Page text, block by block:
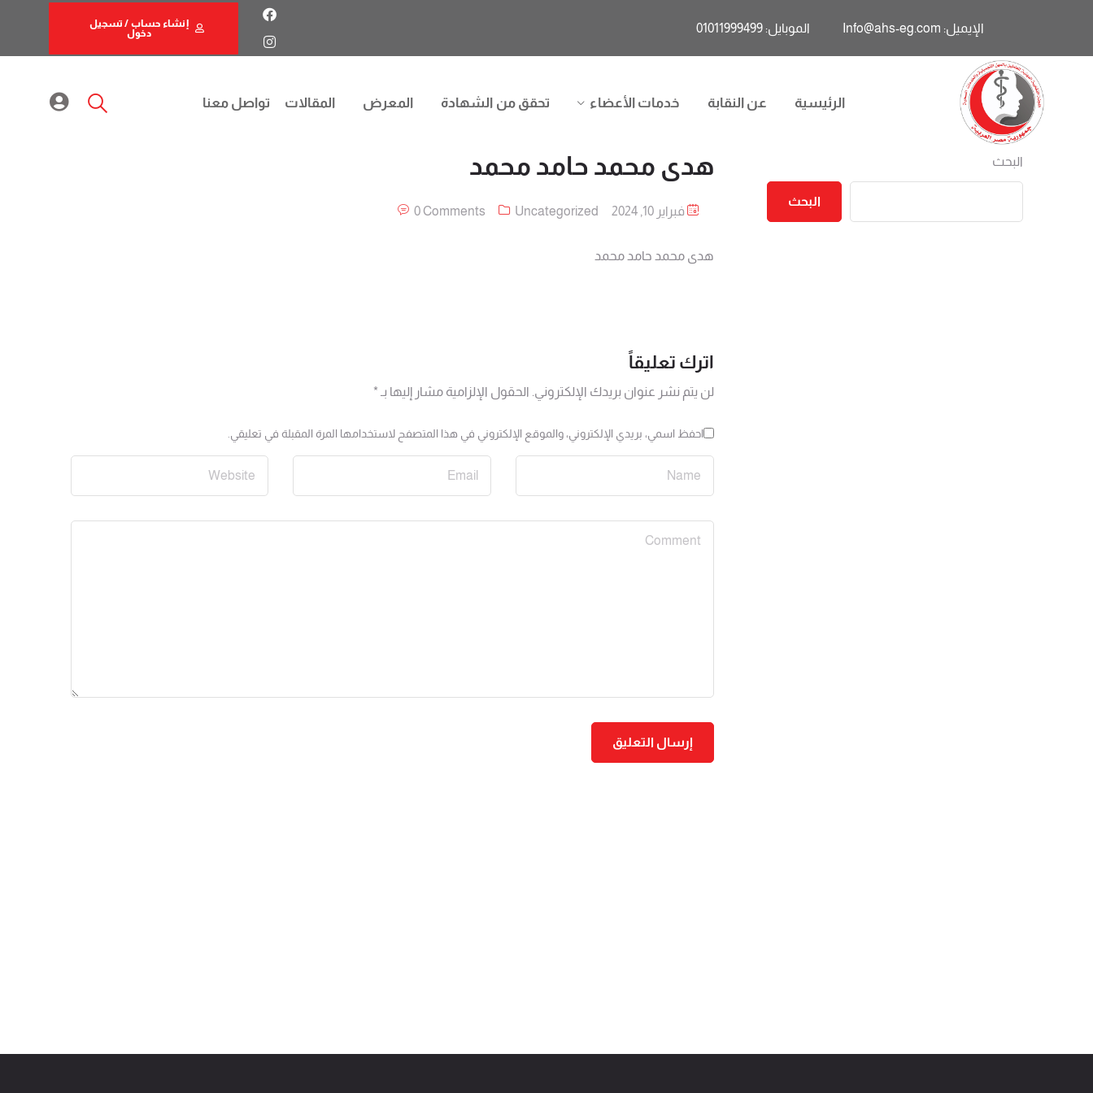
الإيميل: Info@ahs-eg.com الموبايل: 01011999499
إنشاء حساب / تسجيل
دخول
الرئيسية عن النقابة خدمات الأعضاء تحقق من الشهادة المعرض المقالات تواصل معنا
هدى محمد حامد محمد
فبراير 10, 2024 Uncategorized
0 Comments
هدى محمد حامد محمد
اترك تعليقاً
لن يتم نشر عنوان بريدك الإلكتروني. الحقول الإلزامية مشار إليها بـ *
احفظ اسمي، بريدي الإلكتروني، والموقع الإلكتروني في هذا المتصفح لاستخدامها المرة المقبلة في تعليقي.
البحث
البحث